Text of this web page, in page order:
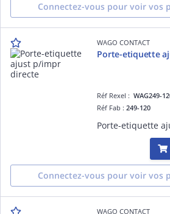
Connectez-vous pour voir vos
WAGO CONTACT
Porte-etiquette
Réf Rexel :WAG249-
Réf Fab :249-120
Connectez-vous pour voir vos
WAGO CONTACT